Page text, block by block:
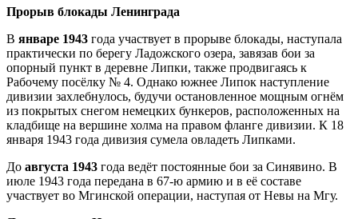
Прорыв блокады Ленинграда
В январе 1943 года участвует в прорыве блокады, наступала
практически по берегу Ладожского озера, завязав бои за
опорный пункт в деревне Липки, также продвигаясь к
Рабочему посёлку № 4. Однако южнее Липок наступление
дивизии захлебнулось, будучи остановленное мощным огнём
из покрытых снегом немецких бункеров, распо­ложенных на
кладбище на вершине холма на правом фланге дивизии. К 18
января 1943 года дивизия сумела овладеть Липками.
До августа 1943 года ведёт постоянные бои за Синявино. В
июле 1943 года передана в 67-ю армию и в её составе
участвует во Мгинской операции, наступая от Невы на Мгу.